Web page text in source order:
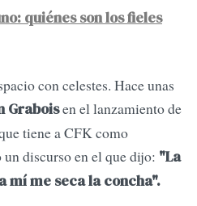
quiénes son los fieles
con celestes. Hace unas
Graboisen el lanzamiento de
tiene a CFK como
discurso en el que dijo: "La
mí me seca la concha".